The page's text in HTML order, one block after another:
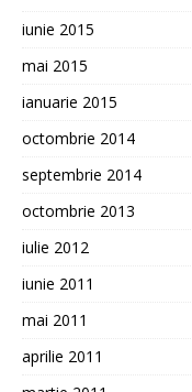
iunie 2015
mai 2015
ianuarie 2015
octombrie 2014
septembrie 2014
octombrie 2013
iulie 2012
iunie 2011
mai 2011
aprilie 2011